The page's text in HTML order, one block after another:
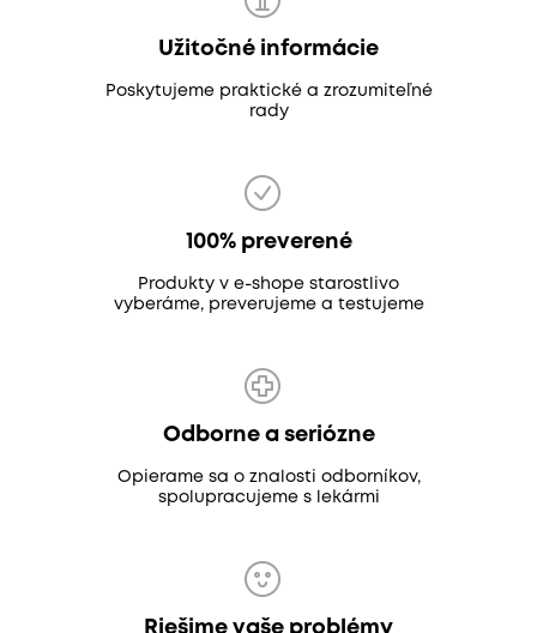
Užitočné informácie
Poskytujeme praktické a zrozumiteľné
rady
100% preverené
Produkty v e-shope starostlivo
vyberáme, preverujeme a testujeme
Odborne a seriózne
Opierame sa o znalosti odborníkov,
spolupracujeme s lekármi
Riešime vaše problémy